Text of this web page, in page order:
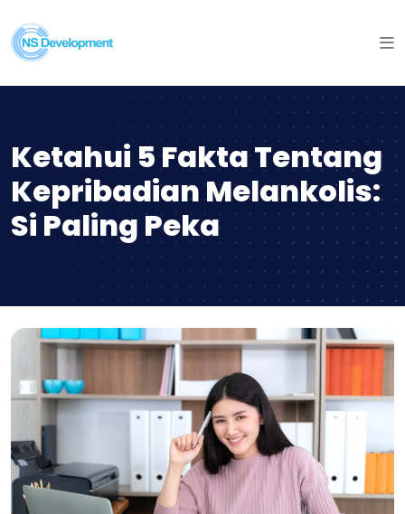
Ketahui 5 Fakta Tentang
Kepribadian Melankolis:
Si Paling Peka